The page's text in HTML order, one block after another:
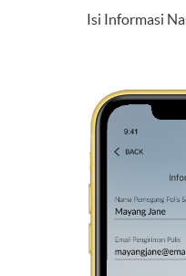
Isi Informasi